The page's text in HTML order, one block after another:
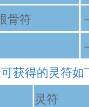
骨符
获得的灵符如
灵符